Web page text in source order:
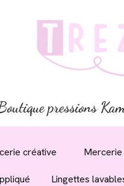
pressions
créative
Lingettes